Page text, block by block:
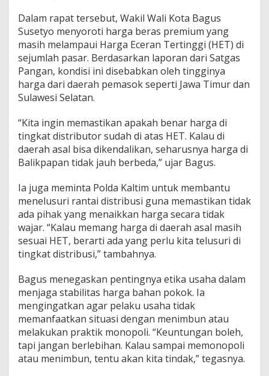
Dalam rapat tersebut, Wakil Wali Kota Bagus
Susetyo menyoroti harga beras premium yang
masih melampaui Harga Eceran Tertinggi (HET) di
sejumlah pasar. Berdasarkan laporan dari Satgas
Pangan, kondisi ini disebabkan oleh tingginya
harga dari daerah pemasok seperti Jawa Timur dan
Sulawesi Selatan.
“Kita ingin memastikan apakah benar harga di
tingkat distributor sudah di atas HET. Kalau di
daerah asal bisa dikendalikan, seharusnya harga di
Balikpapan tidak jauh berbeda,” ujar Bagus.
Ia juga meminta Polda Kaltim untuk membantu
menelusuri rantai distribusi guna memastikan tidak
ada pihak yang menaikkan harga secara tidak
wajar. “Kalau memang harga di daerah asal masih
sesuai HET, berarti ada yang perlu kita telusuri di
tingkat distribusi,” tambahnya.
Bagus menegaskan pentingnya etika usaha dalam
menjaga stabilitas harga bahan pokok. Ia
mengingatkan agar pelaku usaha tidak
memanfaatkan situasi dengan menimbun atau
melakukan praktik monopoli. “Keuntungan boleh,
tapi jangan berlebihan. Kalau sampai memonopoli
atau menimbun, tentu akan kita tindak,” tegasnya.